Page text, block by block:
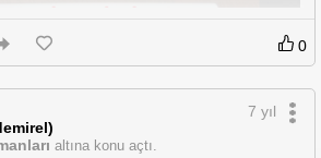
0
altına konu açtı.
7 yıl